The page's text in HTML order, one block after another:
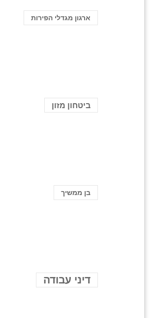
ארגון מגדלי הפירות
ביטחון מזון
בן ממשיך
דיני עבודה